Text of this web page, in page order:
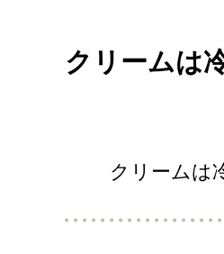
クリームは
クリームは